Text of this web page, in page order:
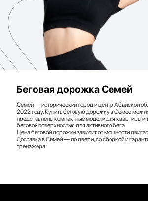
Семей — исторический город и центр Абайской
2022 году. Купить беговую дорожку в Семее можно
представлены компактные модели для квартиры
беговой поверхностью для активного бега.
Цена беговой дорожки зависит от мощности
Доставка в Семей — до двери, со сборкой и
тренажёра.
Беговая дорожка Семей